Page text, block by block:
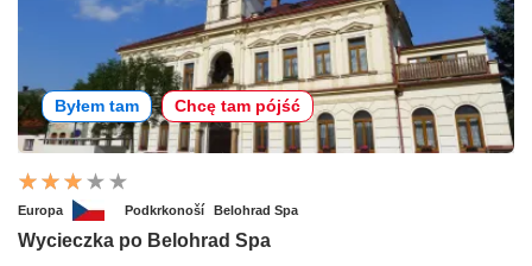
Byłem tam Chcę tam pójść
Europa Podkrkonoší Belohrad Spa
Wycieczka po Belohrad Spa